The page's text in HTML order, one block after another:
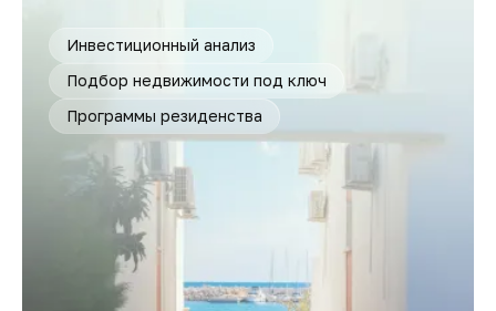
Инвестиционный анализ
Подбор недвижимости под ключ
Программы резиденства